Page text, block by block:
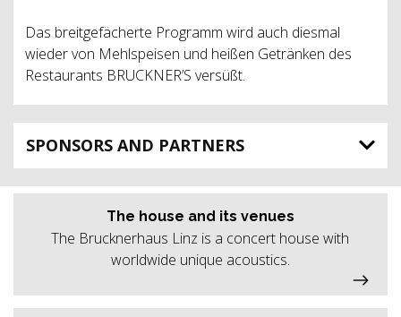
Das breitgefächerte Programm wird auch diesmal
wieder von Mehlspeisen und heißen Getränken des
Restaurants BRUCKNER’S versüßt.
SPONSORS AND PARTNERS
The house and its venues
The Brucknerhaus Linz is a concert house with
worldwide unique acoustics.